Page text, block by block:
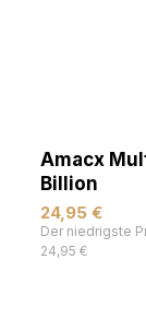
Amacx
Billion
24,95 €
Der niedrigste
24,95 €